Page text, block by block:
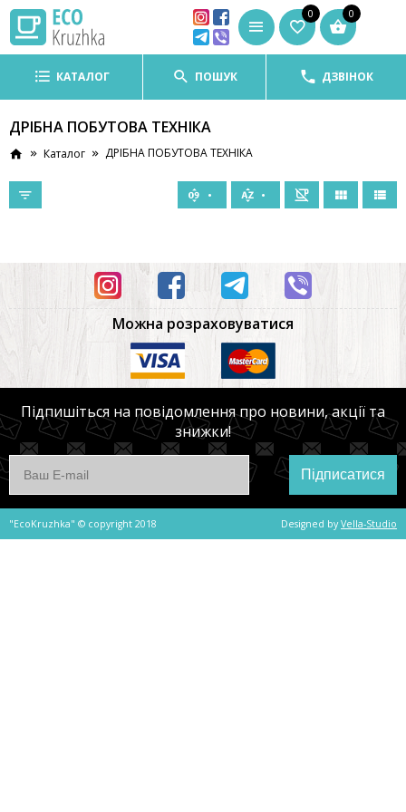
0 0
КАТАЛОГ ПОШУК ДЗВІНОК
ДРІБНА ПОБУТОВА ТЕХНІКА
Каталог ДРІБНА ПОБУТОВА ТЕХНІКА
Можна розраховуватися
Підпишіться на повідомлення про новини, акції та
знижки!
Підписатися
"EcoKruzhka" © copyright 2018 Designed byVella-Studio